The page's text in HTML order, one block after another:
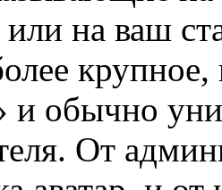
или на ваш
крупное,
и обычно
От